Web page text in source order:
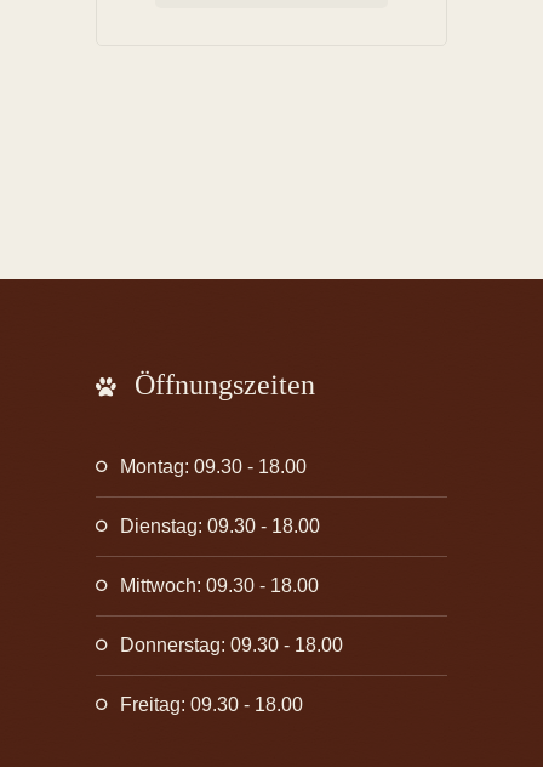
Öffnungszeiten
Montag: 09.30 - 18.00
Dienstag: 09.30 - 18.00
Mittwoch: 09.30 - 18.00
Donnerstag: 09.30 - 18.00
Freitag: 09.30 - 18.00